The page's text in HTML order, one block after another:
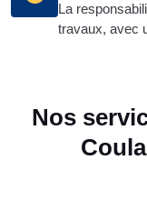
La
travaux, avec
Nos